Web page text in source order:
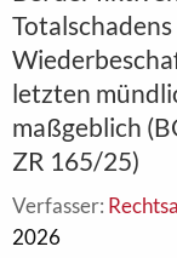
letzten
maßgeblich
ZR 165/25)
Verfasser:
2026